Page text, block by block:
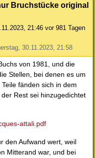
Bruchstücke original
21:46 vor 981 Tagen
30.11.2023, 21:58
von 1981, und die
Stellen, bei denen es um
fänden sich in dem
Rest sei hinzugedichtet
attali.pdf
den Aufwand wert, weil
Mitterand war, und bei